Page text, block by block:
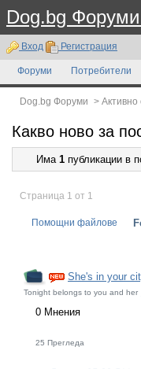
Dog.bg Форуми
Вход Регистрация
Форуми Потребители
Dog.bg Форуми >
Какво ново за
Има 1 публикации в
Страница 1 от 1
Помощни файлове
She's in your
Tonight belongs to you and her
0 Мнения
25 Прегледа